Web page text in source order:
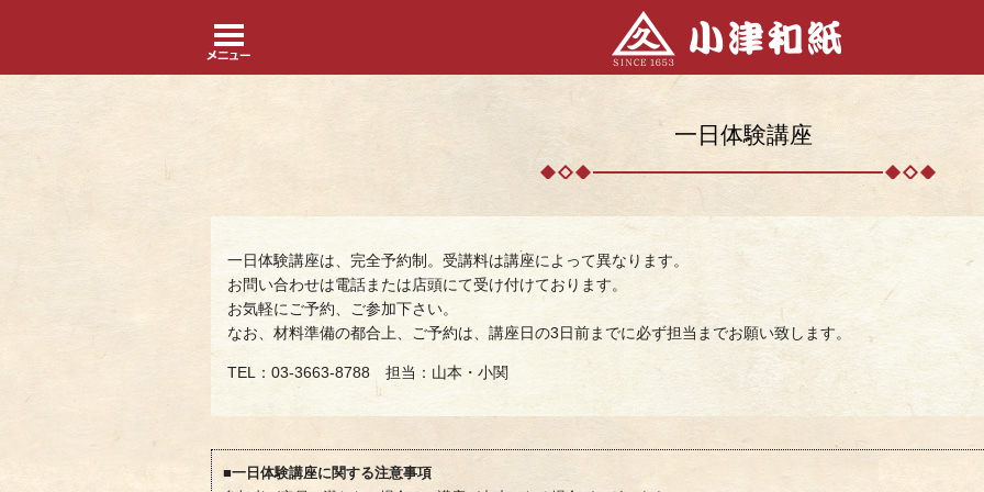
一日体験講座
一日体験講座は、完全予約制。受講料は講座によって異なります。
お問い合わせは電話または店頭にて受け付けております。
お気軽にご予約、ご参加下さい。
なお、材料準備の都合上、ご予約は、講座日の3日前までに必ず担当までお願い致します。
TEL：03-3663-8788 担当：山本・小関
■一日体験講座に関する注意事項